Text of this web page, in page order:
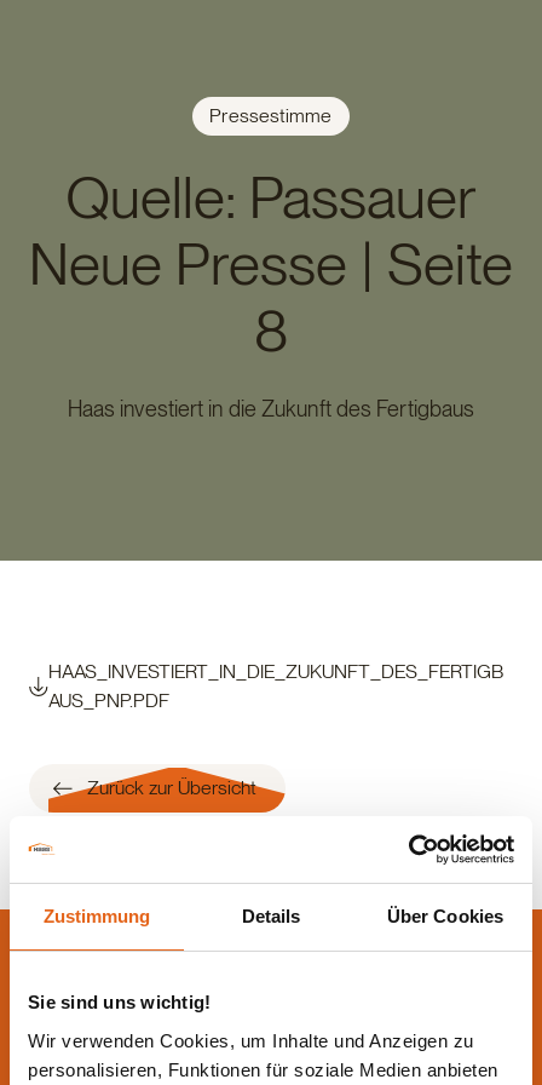
Zustimmung Details Über Cookies
Sie sind uns wichtig!
Wir verwenden Cookies, um Inhalte und Anzeigen zu
personalisieren, Funktionen für soziale Medien anbieten
Pressestimme
Quelle: Passauer
Neue Presse | Seite
8
Haas investiert in die Zukunft des Fertigbaus
HAAS_INVESTIERT_IN_DIE_ZUKUNFT_DES_FERTIGB
AUS_PNP.PDF
Zurück zur Übersicht
Lassen Sie sich jetzt
beraten.
Die beste Beratung ist die persönliche - von einem Haas